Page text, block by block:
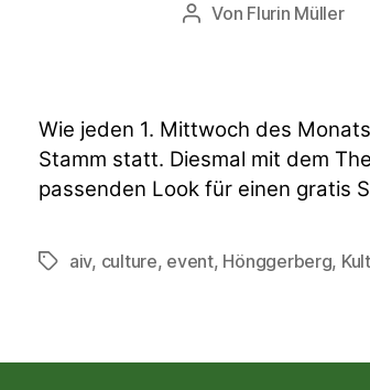
Beitragsautor
Von Flurin Müller
Wie jeden 1. Mittwoch des
Stamm statt. Diesmal mit dem
passenden Look für einen gratis
Schlagwörter
aiv, culture, event, Hönggerberg,